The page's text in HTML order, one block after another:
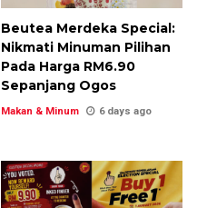
Beutea Merdeka Special:
Nikmati Minuman Pilihan
Pada Harga RM6.90
Sepanjang Ogos
Makan & Minum 6 days ago